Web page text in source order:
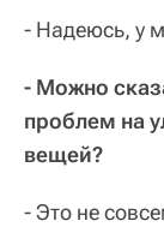
- Надеюсь, у
- Можно
проблем на
вещей?
- Это не